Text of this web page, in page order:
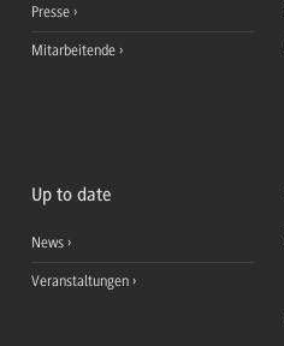
Presse
Mitarbeitende
Up to date
News
Veranstaltungen